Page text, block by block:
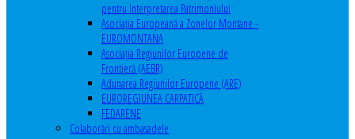
pentru Interpretarea Patrimoniului
Asociația Europeană a Zonelor Montane -
EUROMONTANA
Asociația Regiunilor Europene de
Frontieră (AEBR)
Adunarea Regiunilor Europene (ARE)
EUROREGIUNEA CARPATICĂ
FEDARENE
Colaborări cu ambasadele